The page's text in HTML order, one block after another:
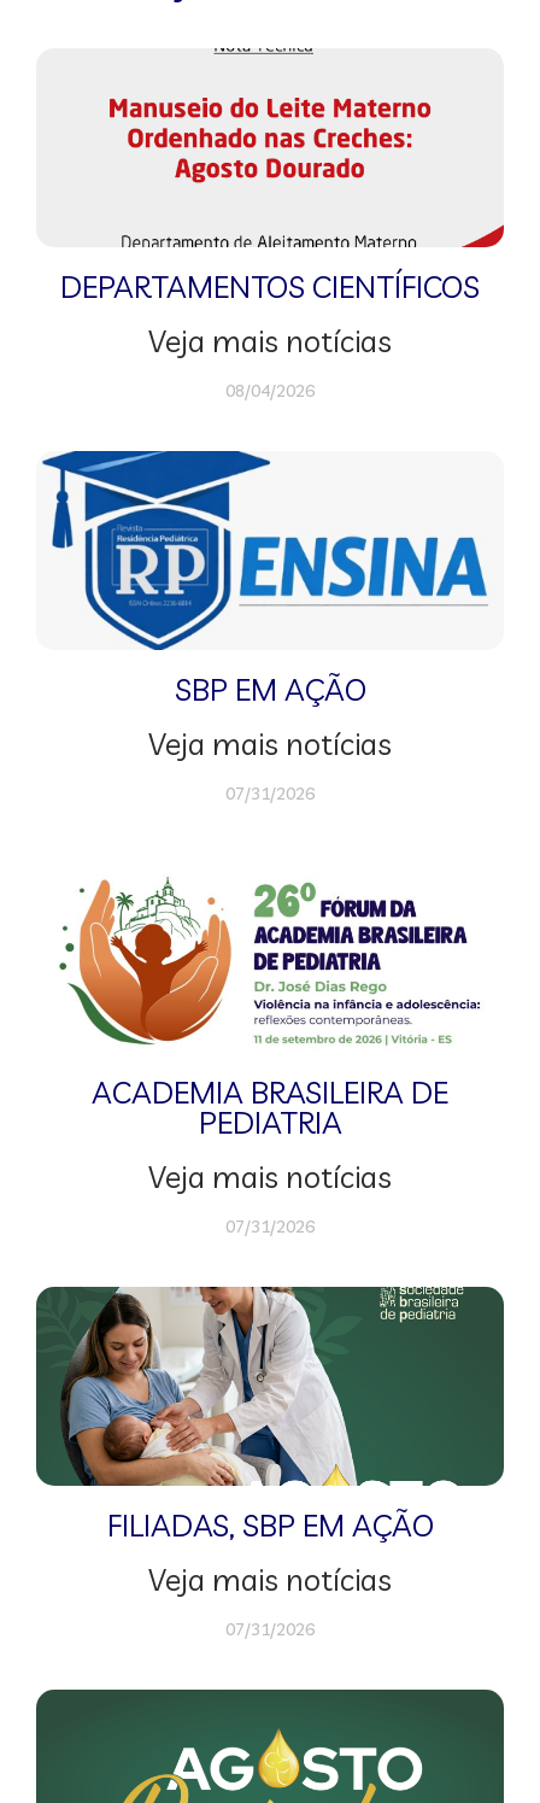
DEPARTAMENTOS CIENTÍFICOS
Veja mais notícias
08/04/2026
SBP EM AÇÃO
Veja mais notícias
07/31/2026
ACADEMIA BRASILEIRA DE
PEDIATRIA
Veja mais notícias
07/31/2026
FILIADAS, SBP EM AÇÃO
Veja mais notícias
07/31/2026